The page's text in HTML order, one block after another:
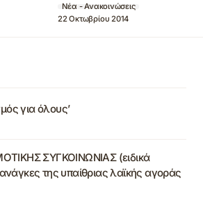
Νέα - Ανακοινώσεις
22 Οκτωβρίου 2014
για όλους’
ΣΥΓΚΟΙΝΩΝΙΑΣ (ειδικά
της υπαίθριας λαϊκής αγοράς